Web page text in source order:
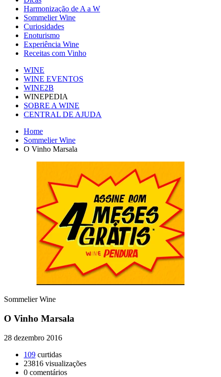
Harmonização de A a W
Sommelier Wine
Curiosidades
Enoturismo
Experiência Wine
Receitas com Vinho
WINE
WINE EVENTOS
WINE2B
WINEPEDIA
SOBRE A WINE
CENTRAL DE AJUDA
Home
Sommelier Wine
O Vinho Marsala
Sommelier Wine
O Vinho Marsala
28 dezembro 2016
109 curtidas
23816 visualizações
0 comentários